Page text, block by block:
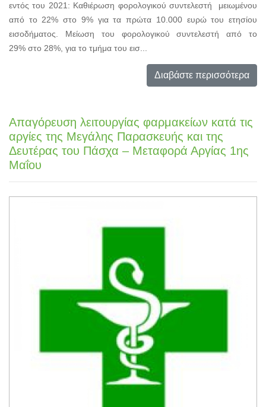
εντός του 2021: Καθιέρωση φορολογικού συντελεστή μειωμένου
από το 22% στο 9% για τα πρώτα 10.000 ευρώ του ετησίου
εισοδήματος. Μείωση του φορολογικού συντελεστή από το
29% στο 28%, για το τμήμα του εισ...
Διαβάστε περισσότερα
Απαγόρευση λειτουργίας φαρμακείων κατά τις
αργίες της Μεγάλης Παρασκευής και της
Δευτέρας του Πάσχα – Μεταφορά Αργίας 1ης
Μαΐου